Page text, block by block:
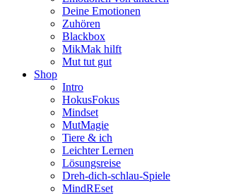
Deine Emotionen
Zuhören
Blackbox
MikMak hilft
Mut tut gut
Shop
Intro
HokusFokus
Mindset
MutMagie
Tiere & ich
Leichter Lernen
Lösungsreise
Dreh-dich-schlau-Spiele
MindREset